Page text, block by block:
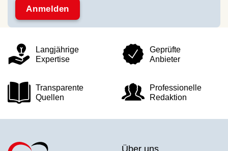
Langjährige
Expertise
Geprüfte
Anbieter
Transparente
Quellen
Professionelle
Redaktion